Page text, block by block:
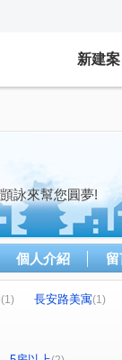
新建案
詠來幫您圓夢!
個人介紹
(1) 長安路美寓(1)